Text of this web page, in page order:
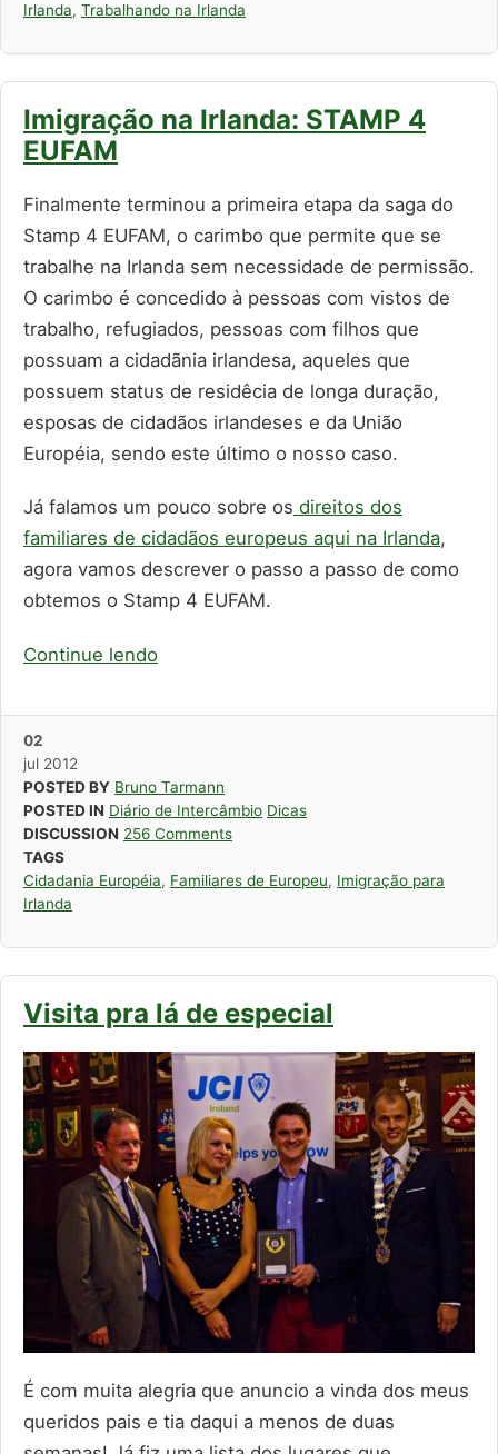
Irlanda, Trabalhando na Irlanda
Imigração na Irlanda: STAMP 4
EUFAM
Finalmente terminou a primeira etapa da saga do
Stamp 4 EUFAM, o carimbo que permite que se
trabalhe na Irlanda sem necessidade de permissão.
O carimbo é concedido à pessoas com vistos de
trabalho, refugiados, pessoas com filhos que
possuam a cidadãnia irlandesa, aqueles que
possuem status de residêcia de longa duração,
esposas de cidadãos irlandeses e da União
Européia, sendo este último o nosso caso.
Já falamos um pouco sobre os direitos dos
familiares de cidadãos europeus aqui na Irlanda,
agora vamos descrever o passo a passo de como
obtemos o Stamp 4 EUFAM.
Continue lendo
02
jul 2012
POSTED BY Bruno Tarmann
POSTED IN Diário de Intercâmbio Dicas
DISCUSSION 256 Comments
TAGS
Cidadania Européia, Familiares de Europeu, Imigração para
Irlanda
Visita pra lá de especial
É com muita alegria que anuncio a vinda dos meus
queridos pais e tia daqui a menos de duas